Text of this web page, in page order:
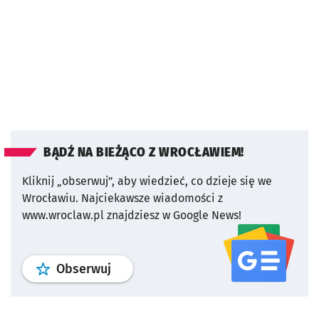
BĄDŹ NA BIEŻĄCO Z WROCŁAWIEM!
Kliknij „obserwuj”, aby wiedzieć, co dzieje się we
Wrocławiu. Najciekawsze wiadomości z
www.wroclaw.pl znajdziesz w Google News!
Obserwuj profil serwisu